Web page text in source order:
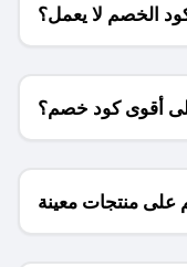
الخصم لا يعمل؟
أقوى كود خصم؟
منتجات معينة
فقط؟